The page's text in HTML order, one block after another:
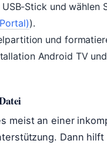
Stick und wählen
).
und
Android TV
meist an einer
Dann